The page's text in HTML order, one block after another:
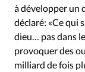
à développer un
déclaré: «Ce qui
dieu… pas dans
provoquer des
milliard de fois